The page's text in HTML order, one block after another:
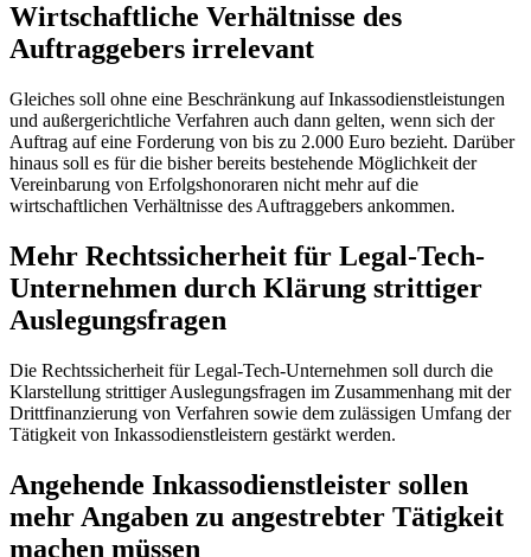
Wirtschaftliche Verhältnisse des
Auftraggebers irrelevant
Gleiches soll ohne eine Beschränkung auf Inkassodienstleistungen
und außergerichtliche Verfahren auch dann gelten, wenn sich der
Auftrag auf eine Forderung von bis zu 2.000 Euro bezieht. Darüber
hinaus soll es für die bisher bereits bestehende Möglichkeit der
Vereinbarung von Erfolgshonoraren nicht mehr auf die
wirtschaftlichen Verhältnisse des Auftraggebers ankommen.
Mehr Rechtssicherheit für Legal-Tech-
Unternehmen durch Klärung strittiger
Auslegungsfragen
Die Rechtssicherheit für Legal-Tech-Unternehmen soll durch die
Klarstellung strittiger Auslegungsfragen im Zusammenhang mit der
Drittfinanzierung von Verfahren sowie dem zulässigen Umfang der
Tätigkeit von Inkassodienstleistern gestärkt werden.
Angehende Inkassodienstleister sollen
mehr Angaben zu angestrebter Tätigkeit
machen müssen